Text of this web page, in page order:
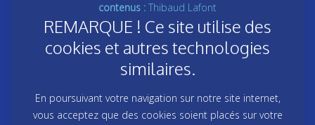
contenus : Thibaud Lafont
REMARQUE ! Ce site utilise des
cookies et autres technologies
similaires.
En poursuivant votre navigation sur notre site internet,
vous acceptez que des cookies soient placés sur votre